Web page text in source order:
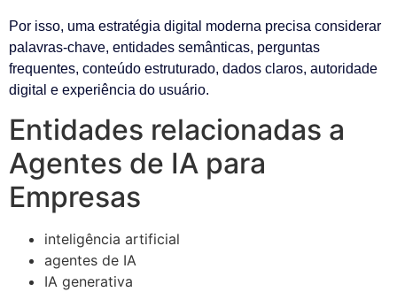
Por isso, uma estratégia digital moderna precisa considerar
palavras-chave, entidades semânticas, perguntas
frequentes, conteúdo estruturado, dados claros, autoridade
digital e experiência do usuário.
Entidades relacionadas a
Agentes de IA para
Empresas
inteligência artificial
agentes de IA
IA generativa